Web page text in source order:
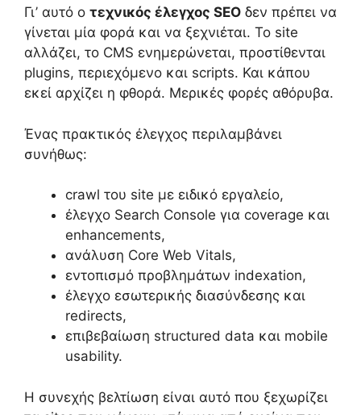
Γι’ αυτό ο τεχνικός έλεγχος SEO δεν πρέπει να
γίνεται μία φορά και να ξεχνιέται. Το site
αλλάζει, το CMS ενημερώνεται, προστίθενται
plugins, περιεχόμενο και scripts. Και κάπου
εκεί αρχίζει η φθορά. Μερικές φορές αθόρυβα.
Ένας πρακτικός έλεγχος περιλαμβάνει
συνήθως:
crawl του site με ειδικό εργαλείο,
έλεγχο Search Console για coverage και
enhancements,
ανάλυση Core Web Vitals,
εντοπισμό προβλημάτων indexation,
έλεγχο εσωτερικής διασύνδεσης και
redirects,
επιβεβαίωση structured data και mobile
usability.
Η συνεχής βελτίωση είναι αυτό που ξεχωρίζει